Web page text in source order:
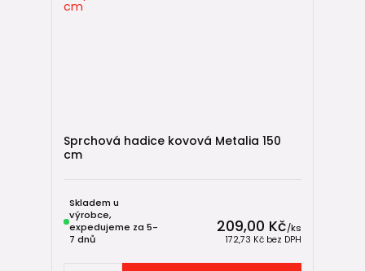
Sprchová hadice kovová Metalia 150
cm
209,00 Kč/ks
172,73 Kč bez DPH
Skladem u
výrobce,
expedujeme za 5-
7 dnů